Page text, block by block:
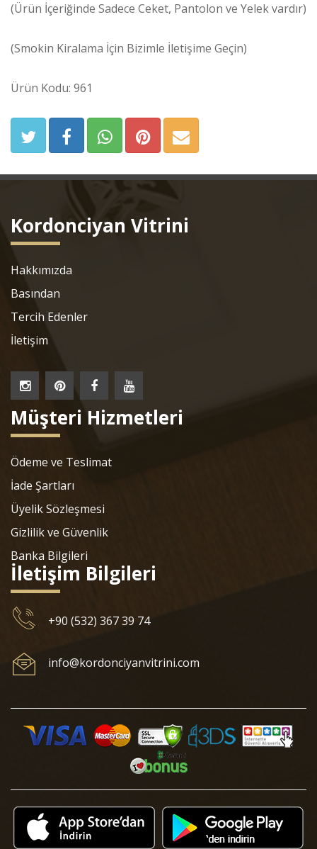
(Ürün İçeriğinde Sadece Ceket, Pantolon ve Yelek vardır)
(Smokin Kiralama İçin Bizimle İletişime Geçin)
Ürün Kodu: 961
Kordonciyan Vitrini
Hakkımızda
Basından
Tercih Edenler
İletişim
Müşteri Hizmetleri
Ödeme ve Teslimat
İade Şartları
Üyelik Sözleşmesi
Gizlilik ve Güvenlik
Banka Bilgileri
İletişim Bilgileri
+90 (532) 367 39 74
info@kordonciyanvitrini.com